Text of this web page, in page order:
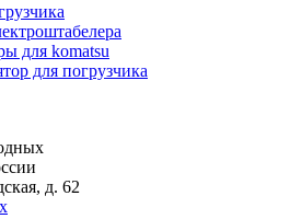
для komatsu
для погрузчика
д. 62